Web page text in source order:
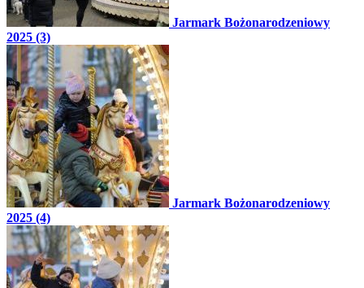
Jarmark Bożonarodzeniowy
2025 (3)
Jarmark Bożonarodzeniowy
2025 (4)